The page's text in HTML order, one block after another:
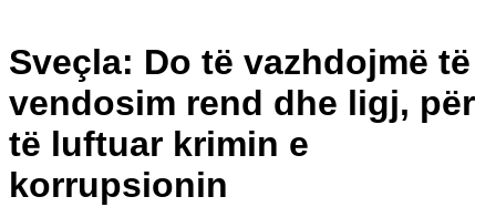
Sveçla: Do të vazhdojmë të
vendosim rend dhe ligj, për
të luftuar krimin e
korrupsionin